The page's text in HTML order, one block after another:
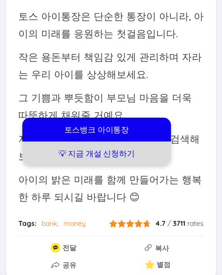
토스뱅크 아이통장
💡 지금 개설 신청하기
토스 아이통장은 단순한 통장이 아니라, 아
이의 미래를 응원하는 첫걸음입니다.
작은 용돈부터 책임감 있게 관리하며 자라
는 우리 아이를 상상해보세요.
그 기쁨과 뿌듯함이 부모님 마음을 더욱
따뜻하게 채워줄 거예요.
지금 바로 토스 앱에서 “아이통장” 검색해
보세요!
아이의 밝은 미래를 함께 만들어가는 행복
한 하루 되시길 바랍니다 😊
Tags: bank money 4.7 /3711 rates
전달
복사
공유
별점